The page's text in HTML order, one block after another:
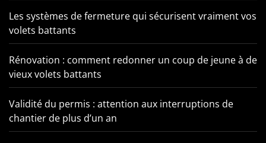
Les systèmes de fermeture qui sécurisent vraiment vos
volets battants
Rénovation : comment redonner un coup de jeune à de
vieux volets battants
Validité du permis : attention aux interruptions de
chantier de plus d’un an